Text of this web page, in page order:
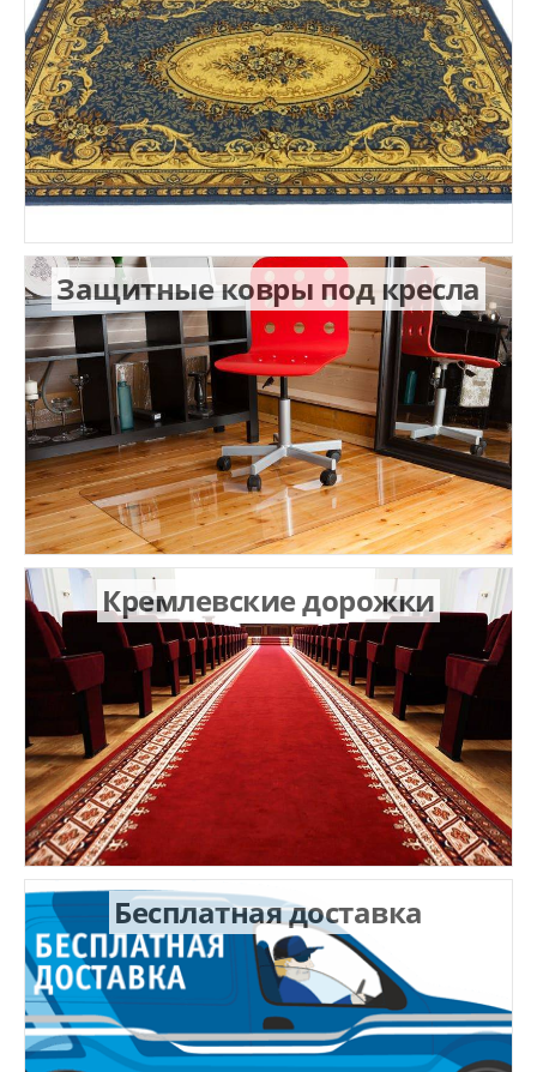
Защитные ковры под кресла
Кремлевские дорожки
Бесплатная доставка